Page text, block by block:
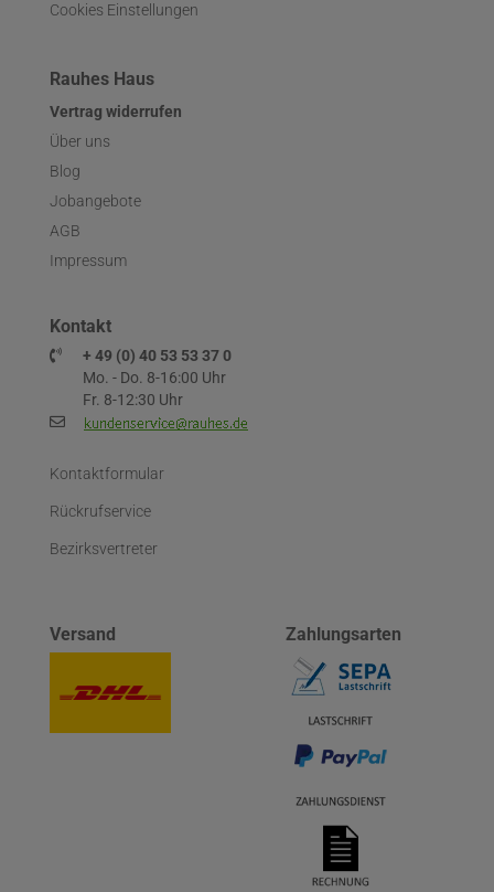
Cookies Einstellungen
Rauhes Haus
Vertrag widerrufen
Über uns
Blog
Jobangebote
AGB
Impressum
Kontakt
+ 49 (0) 40 53 53 37 0
Mo. - Do. 8-16:00 Uhr
Fr. 8-12:30 Uhr
Kontaktformular
Rückrufservice
Bezirksvertreter
Versand Zahlungsarten